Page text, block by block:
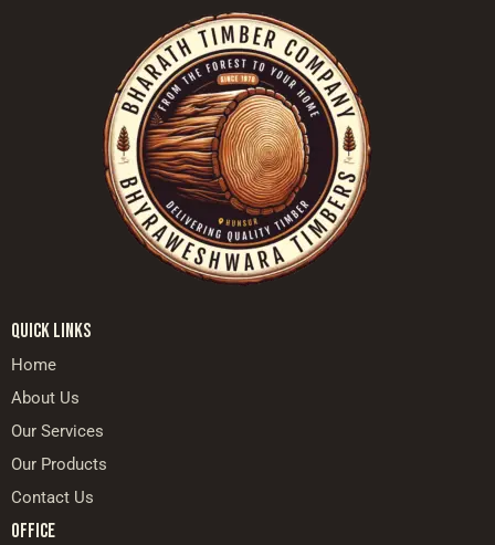
QUICK LINKS
Home
About Us
Our Services
Our Products
Contact Us
OFFICE